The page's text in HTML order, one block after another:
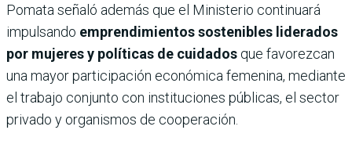
Pomata señaló además que el Ministerio continuará
impulsando emprendimientos sostenibles liderados
por mujeres y políticas de cuidados que favorezcan
una mayor participación económica femenina, mediante
el trabajo conjunto con instituciones públicas, el sector
privado y organismos de cooperación.